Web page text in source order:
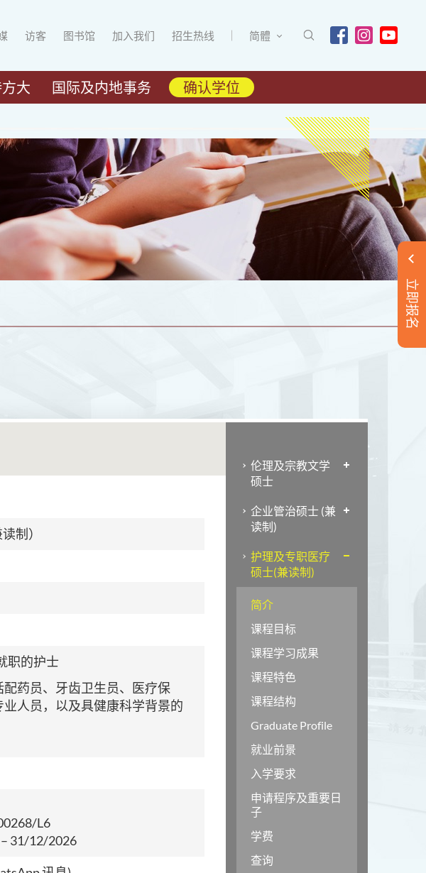
访客 图书馆 加入我们 招生热线 简體
大 国际及内地事务 确认学位
立即报名
制）
职的护士
药员、牙齿卫生员、医疗保
人员，以及具健康科学背景的
L6
31/12/2026
伦理及宗教文学
硕士
企业管治硕士 (兼
读制)
护理及专职医疗
硕士(兼读制)
简介
课程目标
课程学习成果
课程特色
课程结构
Graduate Profile
就业前景
入学要求
申请程序及重要日
子
学费
查询